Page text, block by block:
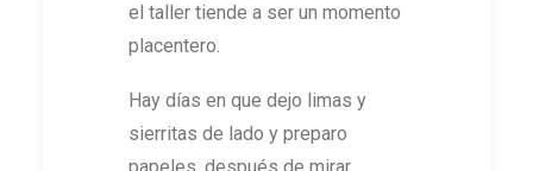
el taller tiende a ser un momento
placentero.
Hay días en que dejo limas y
sierritas de lado y preparo